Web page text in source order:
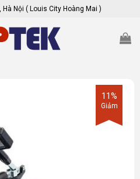
Nội ( Louis City Hoàng Mai )
11%
Giảm